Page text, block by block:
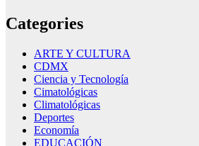
Categories
ARTE Y CULTURA
CDMX
Ciencia y Tecnología
Cimatológicas
Climatológicas
Deportes
Economía
EDUCACIÓN